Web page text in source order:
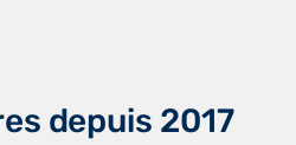
depuis 2017